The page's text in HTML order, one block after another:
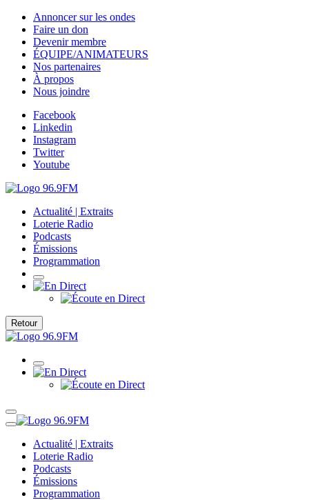
Annoncer sur les ondes
Faire un don
Devenir membre
ÉQUIPE/ANIMATEURS
Nos partenaires
À propos
Nous joindre
Facebook
Linkedin
Instagram
Twitter
Youtube
Actualité | Extraits
Loterie Radio
Podcasts
Émissions
Programmation
Retour
Actualité | Extraits
Loterie Radio
Podcasts
Émissions
Programmation